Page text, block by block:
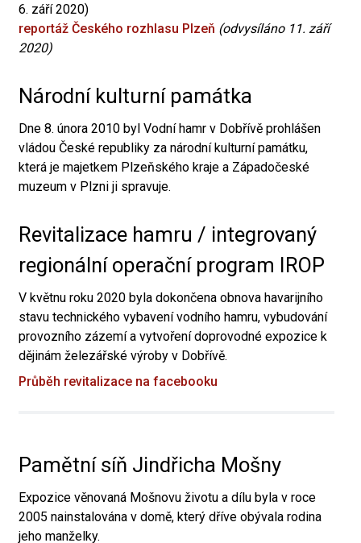
6. září 2020)
reportáž Českého rozhlasu Plzeň (odvysíláno 11. září
2020)
Národní kulturní památka
Dne 8. února 2010 byl Vodní hamr v Dobřívě prohlášen
vládou České republiky za národní kulturní památku,
která je majetkem Plzeňského kraje a Západočeské
muzeum v Plzni ji spravuje.
Revitalizace hamru / integrovaný
regionální operační program IROP
V květnu roku 2020 byla dokončena obnova havarijního
stavu technického vybavení vodního hamru, vybudování
provozního zázemí a vytvoření doprovodné expozice k
dějinám železářské výroby v Dobřívě.
Průběh revitalizace na facebooku
Pamětní síň Jindřicha Mošny
Expozice věnovaná Mošnovu životu a dílu byla v roce
2005 nainstalována v domě, který dříve obývala rodina
jeho manželky.